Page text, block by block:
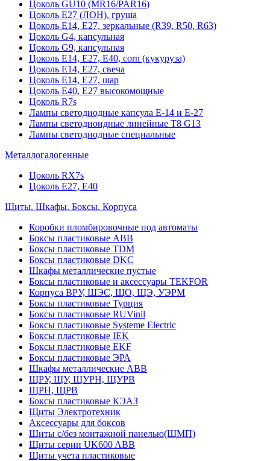
Цоколь GU10 (MR16/PAR16)
Цоколь Е27 (ЛОН), груша
Цоколь Е14, Е27, зеркальные (R39, R50, R63)
Цоколь G4, капсульная
Цоколь G9, капсульная
Цоколь Е14, Е27, Е40, corn (кукуруза)
Цоколь Е14, Е27, свеча
Цоколь Е14, Е27, шар
Цоколь Е40, Е27 высокомощные
Цоколь R7s
Лампы светодиодные капсула Е-14 и Е-27
Лампы светодиоидные линейные T8 G13
Лампы светодиодные специальные
Металлогалогенные
Цоколь RX7s
Цоколь Е27, E40
Щиты. Шкафы. Боксы. Корпуса
Коробки пломбировочные под автоматы
Боксы пластиковые ABB
Боксы пластиковые TDM
Боксы пластиковые DKC
Шкафы металлические пустые
Боксы пластиковые и аксессуары TEKFOR
Корпуса ВРУ, ШЭС, ЩО, ЩЭ, УЭРМ
Боксы пластиковые Турция
Боксы пластиковые RUVinil
Боксы пластиковые Systeme Electric
Боксы пластиковые IEK
Боксы пластиковые EKF
Боксы пластиковые ЭРА
Шкафы металлические ABB
ЩРУ, ЩУ, ЩУРН, ЩУРВ
ЩРН, ЩРВ
Боксы пластиковые КЭАЗ
Щиты Электротехник
Аксессуары для боксов
Щиты с/без монтажной панелью(ЩМП)
Щиты серии UK600 ABB
Щиты учета пластиковые